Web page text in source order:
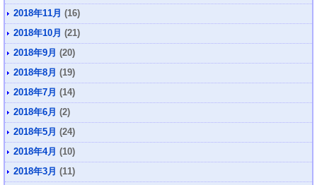
2018年11月 (16)
2018年10月 (21)
2018年9月 (20)
2018年8月 (19)
2018年7月 (14)
2018年6月 (2)
2018年5月 (24)
2018年4月 (10)
2018年3月 (11)